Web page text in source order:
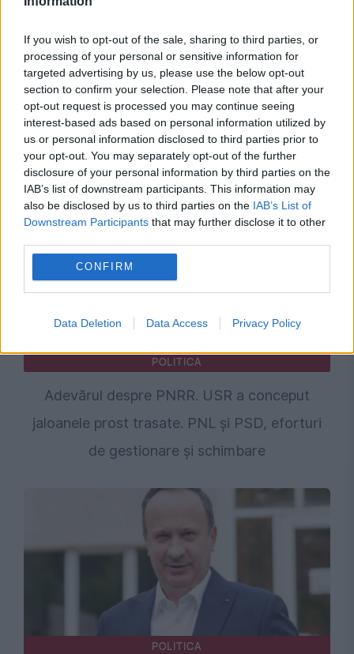
If you wish to opt-out of the sale, sharing to third parties, or
processing of your personal or sensitive information for
targeted advertising by us, please use the below opt-out
section to confirm your selection. Please note that after your
opt-out request is processed you may continue seeing
interest-based ads based on personal information utilized by
us or personal information disclosed to third parties prior to
your opt-out. You may separately opt-out of the further
disclosure of your personal information by third parties on the
IAB’s list of downstream participants. This information may
also be disclosed by us to third parties on the IAB’s List of
Downstream Participants that may further disclose it to other
CONFIRM
Data Deletion Data Access Privacy Policy
Recomandările noastre
POLITICA
Adevărul despre PNRR. USR a conceput
jaloanele prost trasate. PNL și PSD, eforturi
de gestionare și schimbare
POLITICA